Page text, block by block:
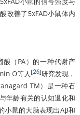
改善了5xFAD小鼠体内
（PA）的一种代谢产
O等人 [26]研究发现，
TM）是一种石
年龄有关的认知退化和
小鼠的大脑表现出Aβ和